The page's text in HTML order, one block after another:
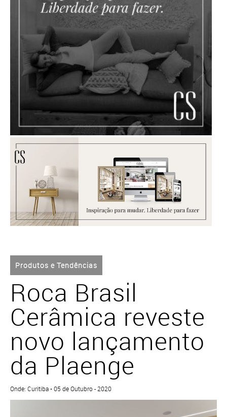
Produtos e Tendências
Roca Brasil
Cerâmica reveste
novo lançamento
da Plaenge
Onde: Curitiba • 05 de Outubro - 2020